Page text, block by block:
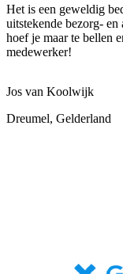
Het is een geweldig
uitstekende bezorg-
hoef je maar te bellen
medewerker!
Jos van Koolwijk
Dreumel, Gelderland